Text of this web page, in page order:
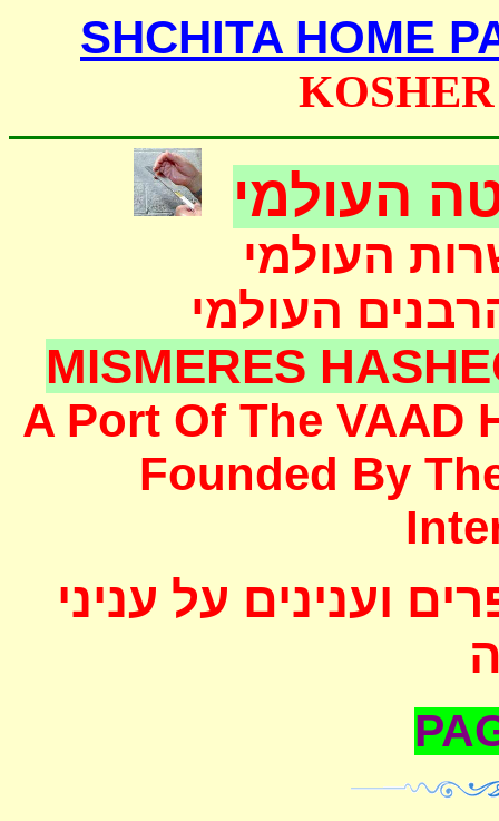
SHCHITA HOME
העולמי
העולמי
העולמי
MISMERES
A Port Of The VAAD
Founded By
וענינים על עניני